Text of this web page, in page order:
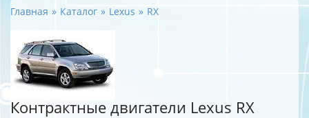
Главная Каталог Lexus RX
Контрактные двигатели Lexus RX